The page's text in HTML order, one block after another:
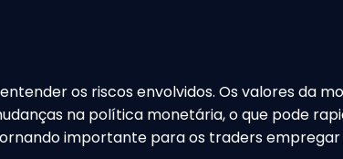
os riscos envolvidos. Os valores da
na política monetária, o que pode
importante para os traders